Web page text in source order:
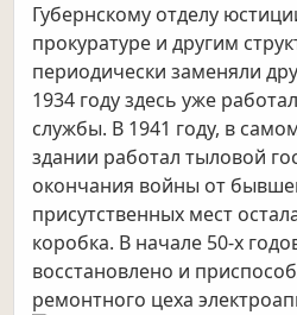
Губернскому отделу
прокуратуре и другим
периодически заменяли
1934 году здесь уже
службы. В 1941 году, в
здании работал тыловой
окончания войны от
присутственных мест
коробка. В начале 50-х
восстановлено и
ремонтного цеха